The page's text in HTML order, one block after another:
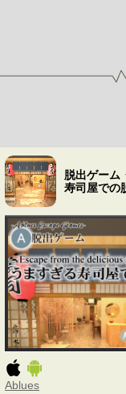
脱出ゲーム
寿司屋での
Ablues